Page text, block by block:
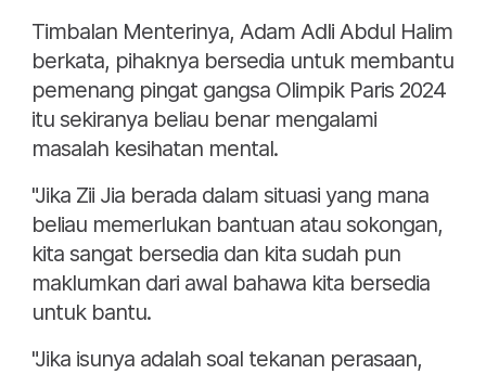
Timbalan Menterinya, Adam Adli Abdul Halim
berkata, pihaknya bersedia untuk membantu
pemenang pingat gangsa Olimpik Paris 2024
itu sekiranya beliau benar mengalami
masalah kesihatan mental.
"Jika Zii Jia berada dalam situasi yang mana
beliau memerlukan bantuan atau sokongan,
kita sangat bersedia dan kita sudah pun
maklumkan dari awal bahawa kita bersedia
untuk bantu.
"Jika isunya adalah soal tekanan perasaan,